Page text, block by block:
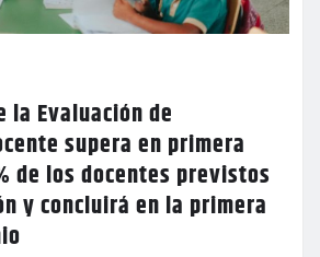
la Evaluación de
supera en primera
de los docentes previstos
y concluirá en la primera